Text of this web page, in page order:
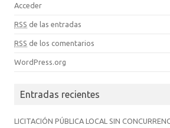
Acceder
RSS de las entradas
RSS de los comentarios
WordPress.org
Entradas recientes
LICITACIÓN PÚBLICA LOCAL SIN